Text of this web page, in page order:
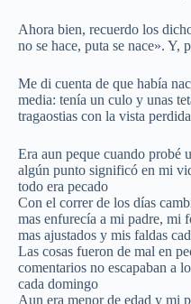
Ahora bien, recuerdo los
no se hace, puta se nace». Y,
Me di cuenta de que había
media: tenía un culo y unas
tragaostias con la vista
Era aun peque cuando probé
algún punto significó en mi
todo era pecado
Con el correr de los días
mas enfurecía a mi padre, mi
mas ajustados y mis faldas
Las cosas fueron de mal en
comentarios no escapaban a
cada domingo
Aun era menor de edad y mi